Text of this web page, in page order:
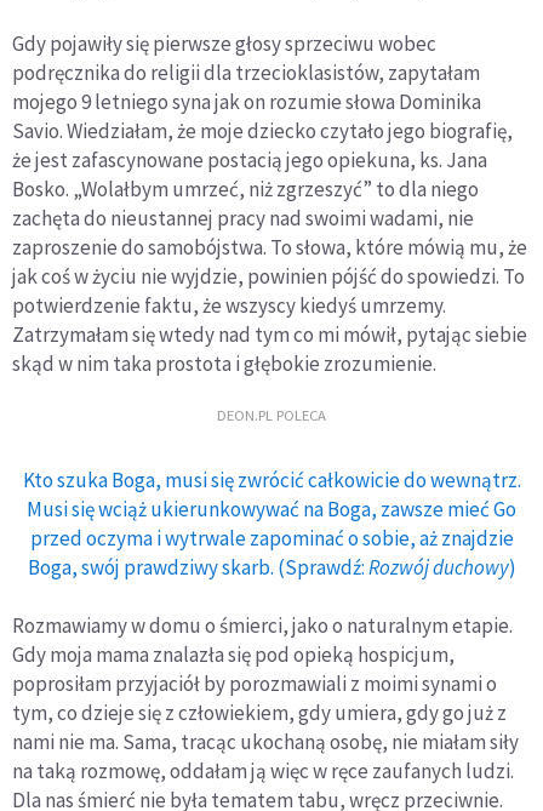
Gdy pojawiły się pierwsze głosy sprzeciwu wobec
podręcznika do religii dla trzecioklasistów, zapytałam
mojego 9 letniego syna jak on rozumie słowa Dominika
Savio. Wiedziałam, że moje dziecko czytało jego biografię,
że jest zafascynowane postacią jego opiekuna, ks. Jana
Bosko. „Wolałbym umrzeć, niż zgrzeszyć” to dla niego
zachęta do nieustannej pracy nad swoimi wadami, nie
zaproszenie do samobójstwa. To słowa, które mówią mu, że
jak coś w życiu nie wyjdzie, powinien pójść do spowiedzi. To
potwierdzenie faktu, że wszyscy kiedyś umrzemy.
Zatrzymałam się wtedy nad tym co mi mówił, pytając siebie
skąd w nim taka prostota i głębokie zrozumienie.
DEON.PL POLECA
Kto szuka Boga, musi się zwrócić całkowicie do wewnątrz.
Musi się wciąż ukierunkowywać na Boga, zawsze mieć Go
przed oczyma i wytrwale zapominać o sobie, aż znajdzie
Boga, swój prawdziwy skarb. (Sprawdź:Rozwój duchowy)
Rozmawiamy w domu o śmierci, jako o naturalnym etapie.
Gdy moja mama znalazła się pod opieką hospicjum,
poprosiłam przyjaciół by porozmawiali z moimi synami o
tym, co dzieje się z człowiekiem, gdy umiera, gdy go już z
nami nie ma. Sama, tracąc ukochaną osobę, nie miałam siły
na taką rozmowę, oddałam ją więc w ręce zaufanych ludzi.
Dla nas śmierć nie była tematem tabu, wręcz przeciwnie.